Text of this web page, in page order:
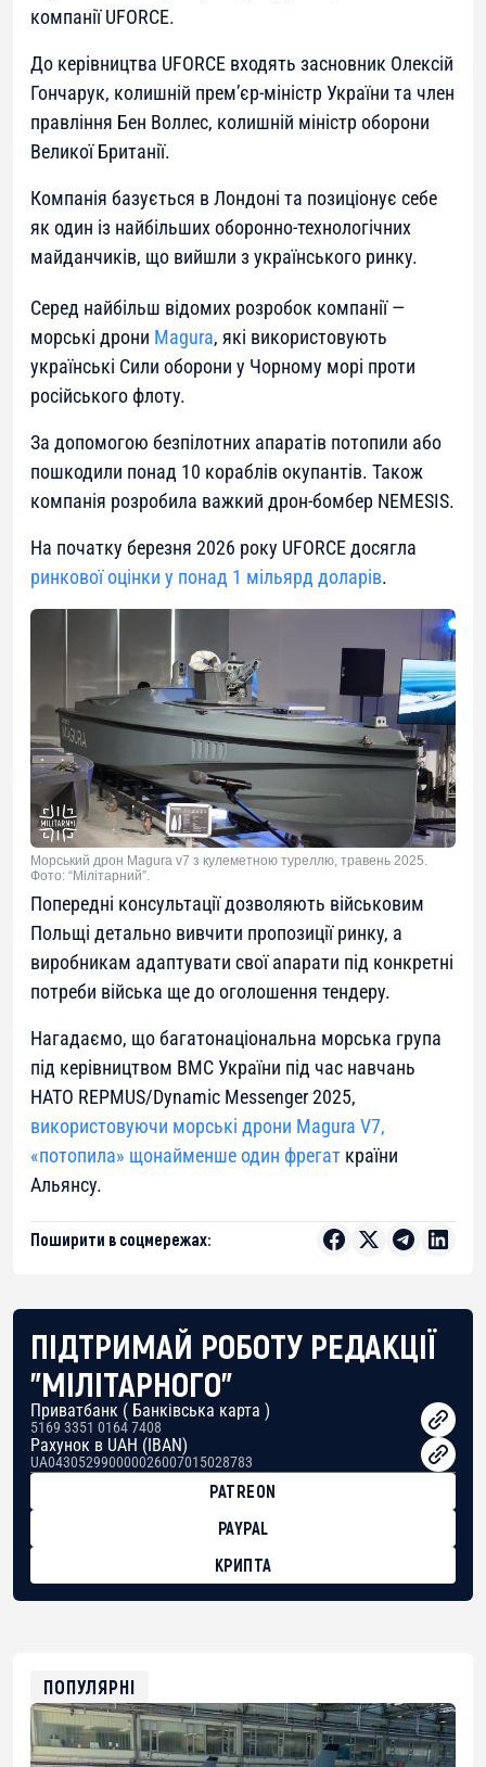
компанії UFORCE.
До керівництва UFORCE входять засновник Олексій
Гончарук, колишній прем’єр-міністр України та член
правління Бен Воллес, колишній міністр оборони
Великої Британії.
Компанія базується в Лондоні та позиціонує себе
як один із найбільших оборонно-технологічних
майданчиків, що вийшли з українського ринку.
Серед найбільш відомих розробок компанії —
морські дрони Magura, які використовують
українські Сили оборони у Чорному морі проти
російського флоту.
За допомогою безпілотних апаратів потопили або
пошкодили понад 10 кораблів окупантів. Також
компанія розробила важкий дрон-бомбер NEMESIS.
На початку березня 2026 року UFORCE досягла
ринкової оцінки у понад 1 мільярд доларів.
Морський дрон Magura v7 з кулеметною туреллю, травень 2025.
Фото: “Мілітарний”.
Попередні консультації дозволяють військовим
Польщі детально вивчити пропозиції ринку, а
виробникам адаптувати свої апарати під конкретні
потреби війська ще до оголошення тендеру.
Нагадаємо, що багатонаціональна морська група
під керівництвом ВМС України під час навчань
НАТО REPMUS/Dynamic Messenger 2025,
використовуючи морські дрони Magura V7,
«потопила» щонайменше один фрегат країни
Альянсу.
Поширити в соцмережах:
ПІДТРИМАЙ РОБОТУ РЕДАКЦІЇ
"МІЛІТАРНОГО"
Приватбанк ( Банківська карта )
5169 3351 0164 7408
Рахунок в UAH (IBAN)
UA043052990000026007015028783
PATREON
PAYPAL
КРИПТА
0xfD02863D3289416fcF50975c9DFda13623f97758
ПОПУЛЯРНІ